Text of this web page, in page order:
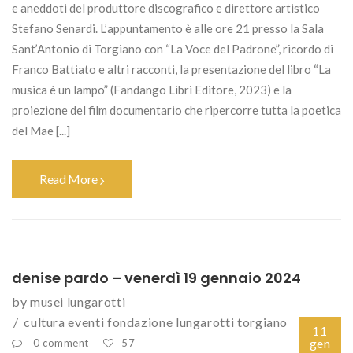
e aneddoti del produttore discografico e direttore artistico
Stefano Senardi. L’appuntamento è alle ore 21 presso la Sala
Sant’Antonio di Torgiano con “La Voce del Padrone”, ricordo di
Franco Battiato e altri racconti, la presentazione del libro “La
musica è un lampo” (Fandango Libri Editore, 2023) e la
proiezione del film documentario che ripercorre tutta la poetica
del Mae [...]
Read More
denise pardo – venerdì 19 gennaio 2024
by musei lungarotti
cultura eventi fondazione lungarotti torgiano
0 comment 57
11
gen